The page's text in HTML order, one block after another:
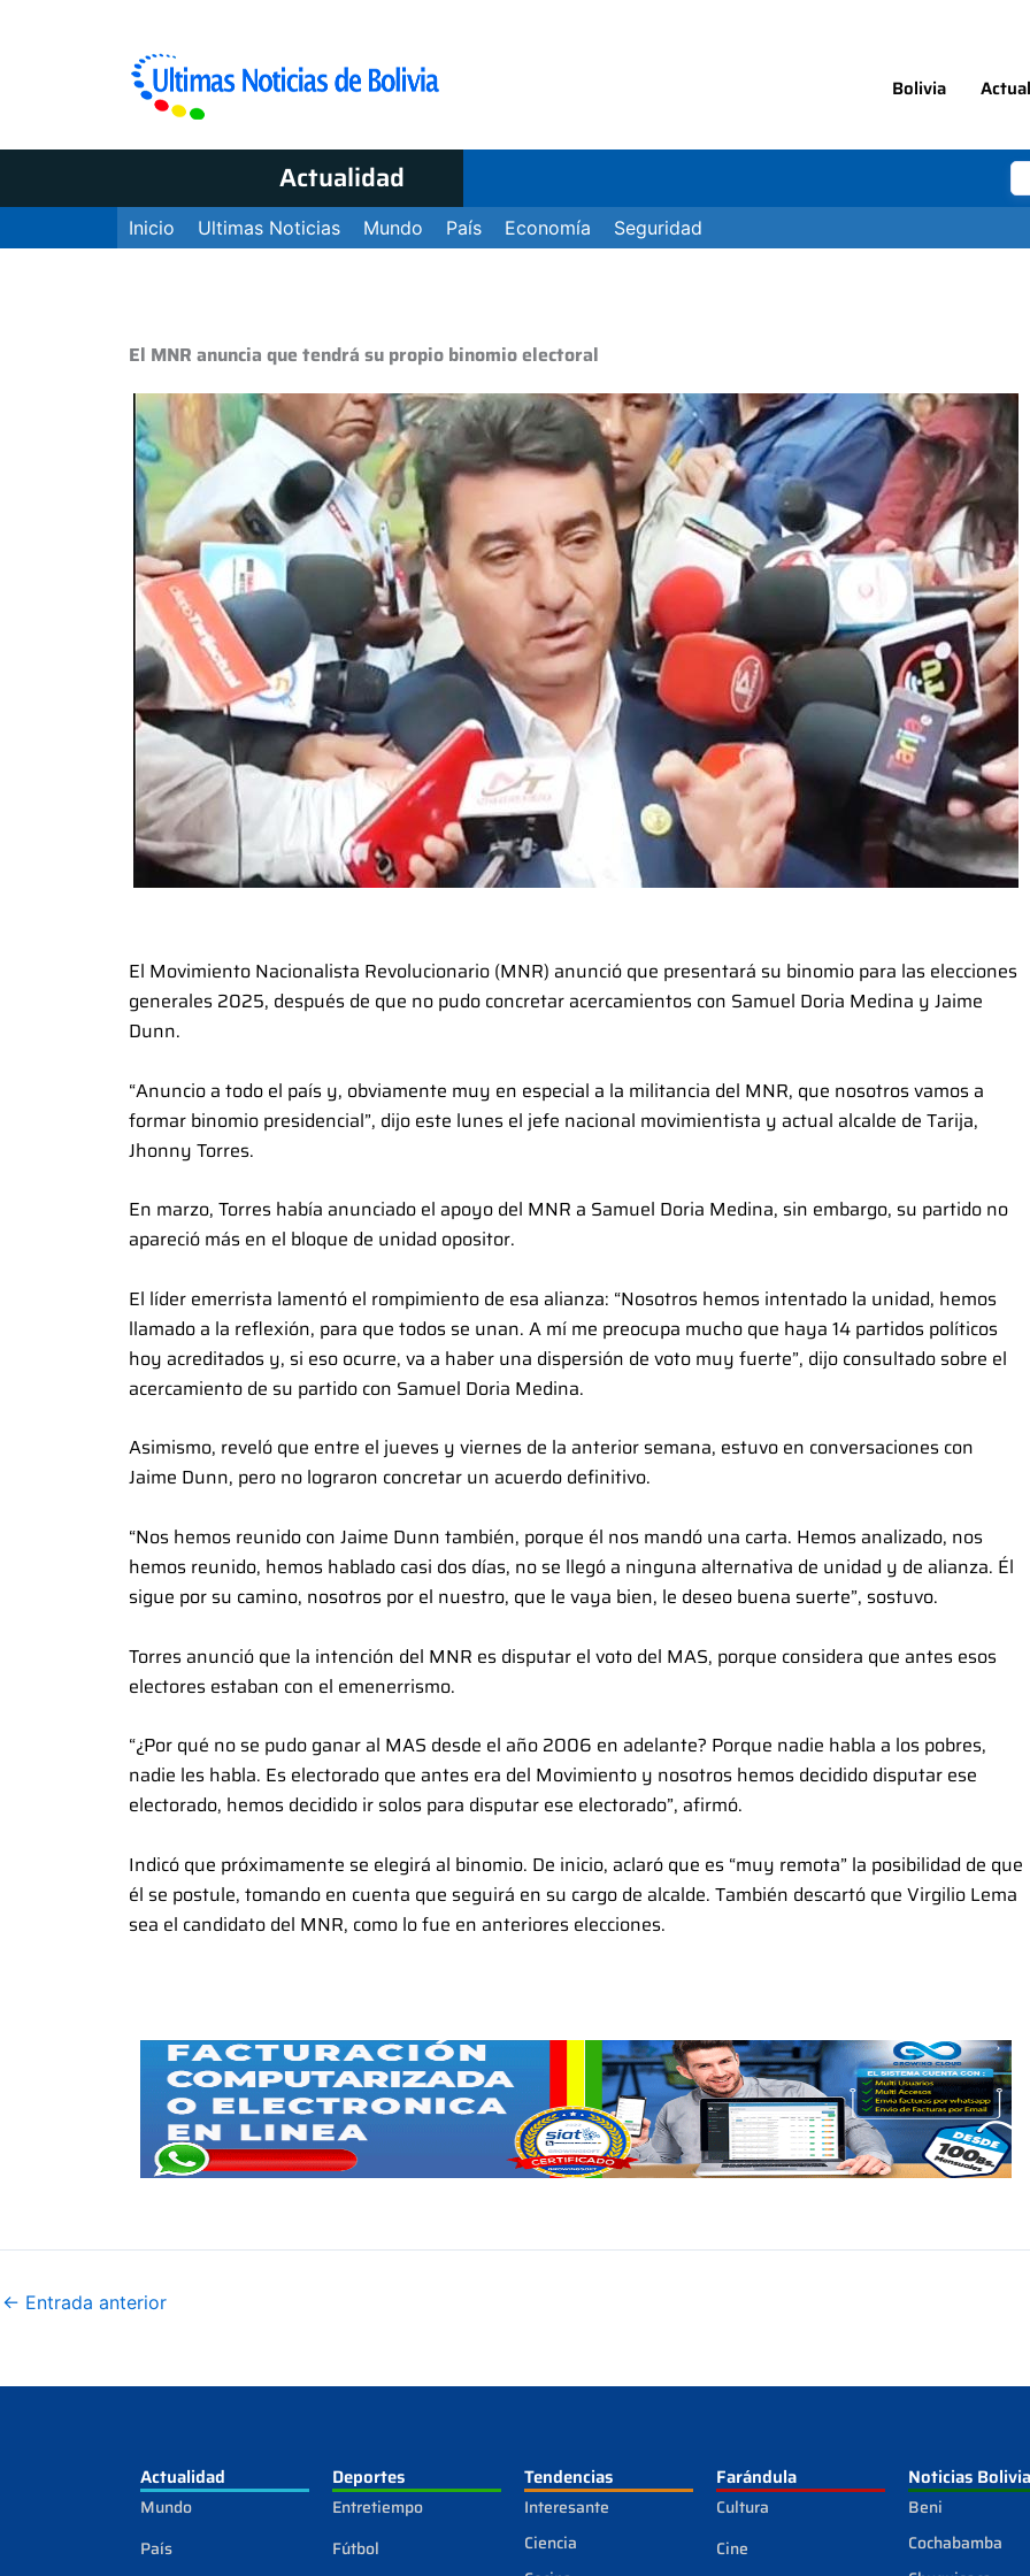
Bolivia
Actualidad
Inicio Ultimas Noticias Mundo País Economía Seguridad
El MNR anuncia que tendrá su propio binomio electoral
El Movimiento Nacionalista Revolucionario (MNR) anunció que presentará su binomio para las elecciones
generales 2025, después de que no pudo concretar acercamientos con Samuel Doria Medina y Jaime
Dunn.
“Anuncio a todo el país y, obviamente muy en especial a la militancia del MNR, que nosotros vamos a
formar binomio presidencial”, dijo este lunes el jefe nacional movimientista y actual alcalde de Tarija,
Jhonny Torres.
En marzo, Torres había anunciado el apoyo del MNR a Samuel Doria Medina, sin embargo, su partido no
apareció más en el bloque de unidad opositor.
El líder emerrista lamentó el rompimiento de esa alianza: “Nosotros hemos intentado la unidad, hemos
llamado a la reflexión, para que todos se unan. A mí me preocupa mucho que haya 14 partidos políticos
hoy acreditados y, si eso ocurre, va a haber una dispersión de voto muy fuerte”, dijo consultado sobre el
acercamiento de su partido con Samuel Doria Medina.
Asimismo, reveló que entre el jueves y viernes de la anterior semana, estuvo en conversaciones con
Jaime Dunn, pero no lograron concretar un acuerdo definitivo.
“Nos hemos reunido con Jaime Dunn también, porque él nos mandó una carta. Hemos analizado, nos
hemos reunido, hemos hablado casi dos días, no se llegó a ninguna alternativa de unidad y de alianza. Él
sigue por su camino, nosotros por el nuestro, que le vaya bien, le deseo buena suerte”, sostuvo.
Torres anunció que la intención del MNR es disputar el voto del MAS, porque considera que antes esos
electores estaban con el emenerrismo.
“¿Por qué no se pudo ganar al MAS desde el año 2006 en adelante? Porque nadie habla a los pobres,
nadie les habla. Es electorado que antes era del Movimiento y nosotros hemos decidido disputar ese
electorado, hemos decidido ir solos para disputar ese electorado”, afirmó.
Indicó que próximamente se elegirá al binomio. De inicio, aclaró que es “muy remota” la posibilidad de que
él se postule, tomando en cuenta que seguirá en su cargo de alcalde. También descartó que Virgilio Lema
sea el candidato del MNR, como lo fue en anteriores elecciones.
← Entrada anterior
Actualidad
Mundo
País
Deportes
Entretiempo
Fútbol
Tendencias
Interesante
Ciencia
Farándula
Cultura
Cine
Noticias Bolivia
Beni
Cochabamba